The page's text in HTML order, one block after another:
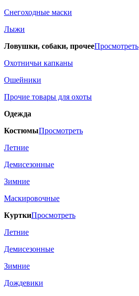
Снегоходные маски
Лыжи
Ловушки, собаки, прочееПросмотреть
Охотничьи капканы
Ошейники
Прочие товары для охоты
Одежда
КостюмыПросмотреть
Летние
Демисезонные
Зимние
Маскировочные
КурткиПросмотреть
Летние
Демисезонные
Зимние
Дождевики